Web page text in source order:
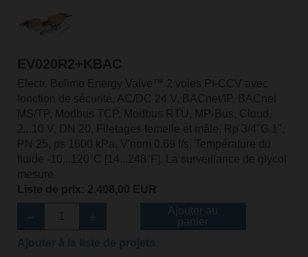
EV020R2+KBAC
Electr. Belimo Energy Valve™ 2 voies PI-CCV avec
fonction de sécurité, AC/DC 24 V, BACnet/IP, BACnet
MS/TP, Modbus TCP, Modbus RTU, MP-Bus, Cloud,
2...10 V, DN 20, Filetages femelle et mâle, Rp 3/4"G 1",
PN 25, ps 1600 kPa, V'nom 0.69 l/s, Température du
fluide -10...120°C [14...248°F], La surveillance de glycol
mesure
Liste de prix: 2.408,00 EUR